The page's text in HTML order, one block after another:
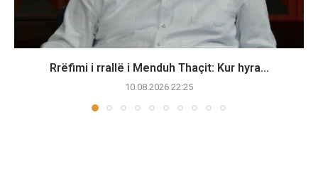
Rrëfimi i rrallë i Menduh Thaçit: Kur hyra...
10.08.2026 22:25